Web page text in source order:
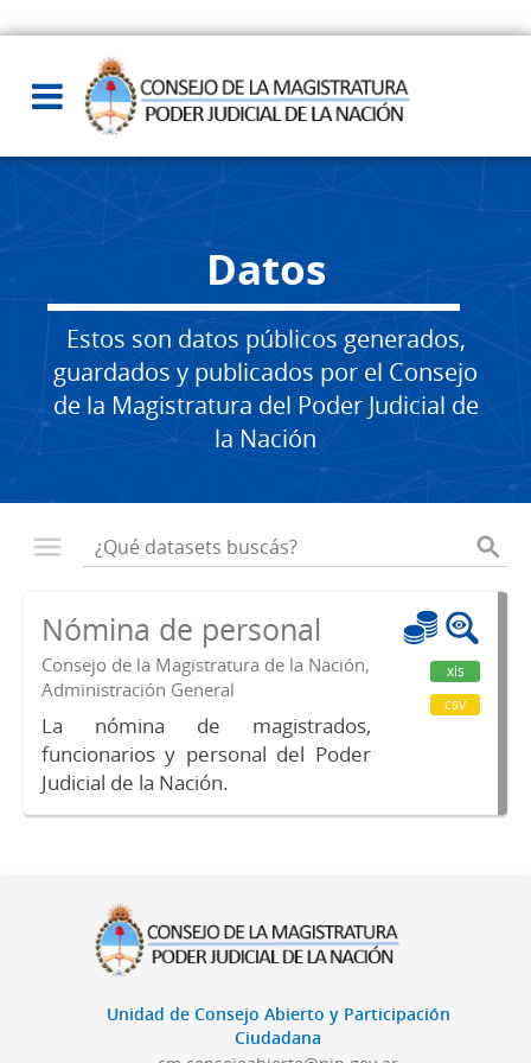
Datos
Estos son datos públicos generados,
guardados y publicados por el Consejo
de la Magistratura del Poder Judicial de
la Nación
Nómina de personal
Consejo de la Magistratura de la Nación,
Administración General
La nómina de magistrados,
funcionarios y personal del Poder
Judicial de la Nación.
xls
csv
Unidad de Consejo Abierto y Participación
Ciudadana